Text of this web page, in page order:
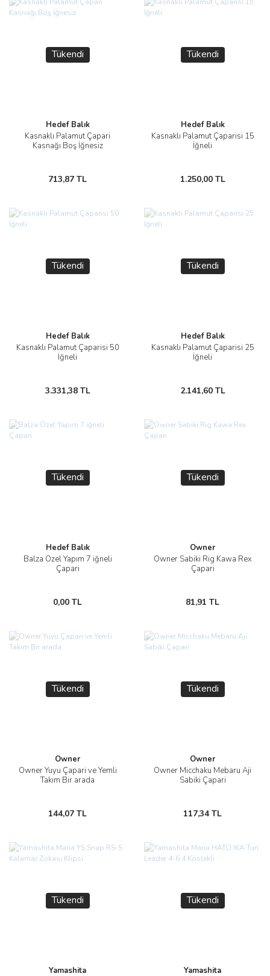
Tükendi
Hedef Balık
Kasnaklı Palamut Çapari
Kasnağı Boş İğnesiz
713,87 TL
Tükendi
Hedef Balık
Kasnaklı Palamut Çaparisi 15
İğneli
1.250,00 TL
Tükendi
Hedef Balık
Kasnaklı Palamut Çaparisi 50
İğneli
3.331,38 TL
Tükendi
Hedef Balık
Kasnaklı Palamut Çaparisi 25
İğneli
2.141,60 TL
Tükendi
Hedef Balık
Balza Özel Yapım 7 iğneli
Çapari
0,00 TL
Tükendi
Owner
Owner Sabiki Rig Kawa Rex
Çapari
81,91 TL
Tükendi
Owner
Owner Yuyu Çapari ve Yemli
Takım Bir arada
144,07 TL
Tükendi
Owner
Owner Micchaku Mebaru Aji
Sabiki Çapari
117,34 TL
Tükendi
Yamashita
Tükendi
Yamashita